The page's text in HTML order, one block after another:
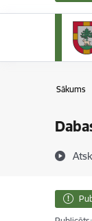
Sākums